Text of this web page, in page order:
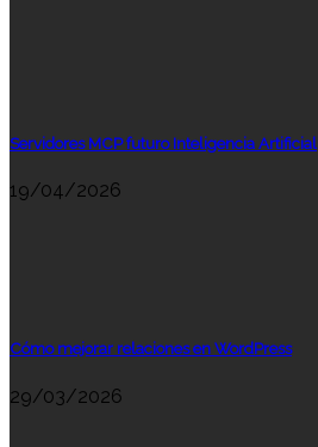
Servidores MCP futuro Inteligencia Artificial
19/04/2026
Cómo mejorar relaciones en WordPress
29/03/2026